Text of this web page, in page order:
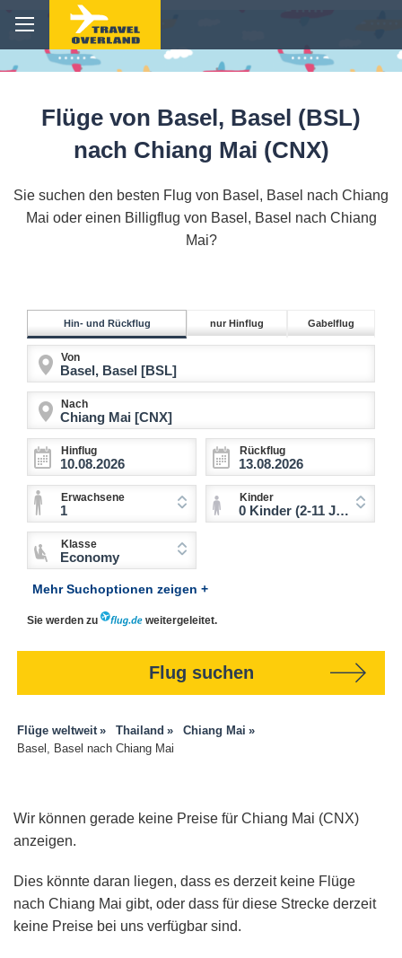
Flüge von Basel, Basel (BSL)
nach Chiang Mai (CNX)
Sie suchen den besten Flug von Basel, Basel nach Chiang
Mai oder einen Billigflug von Basel, Basel nach Chiang
Mai?
Hin- und Rückflug nur Hinflug Gabelflug
Von
Nach
Hinflug Rückflug
Erwachsene
1
Kinder
0 Kinder (2-11 Jahre)
Klasse
Economy
Mehr Suchoptionen zeigen +
Sie werden zu weitergeleitet.
Flug suchen
Flüge weltweit Thailand
Chiang Mai
Basel, Basel nach Chiang Mai
Wir können gerade keine Preise für Chiang Mai (CNX)
anzeigen.
Dies könnte daran liegen, dass es derzeit keine Flüge
nach Chiang Mai gibt, oder dass für diese Strecke derzeit
keine Preise bei uns verfügbar sind.